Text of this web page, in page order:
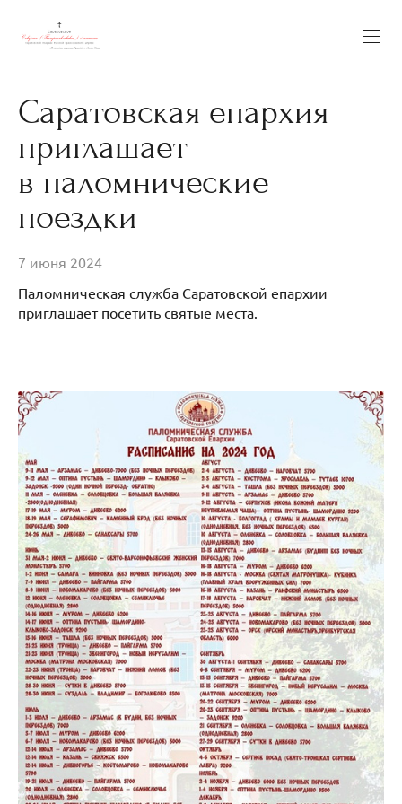
Саратовская епархия
приглашает
в паломнические
поездки
7 июня 2024
Паломническая служба Саратовской епархии
приглашает посетить святые места.